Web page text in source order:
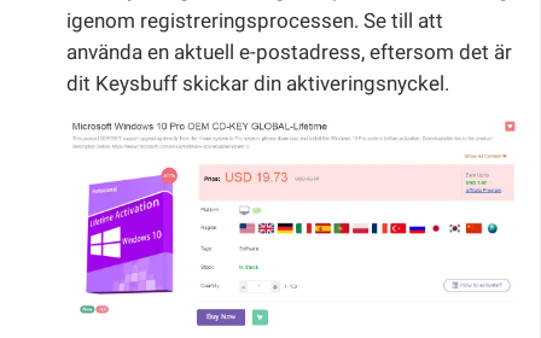
igenom registreringsprocessen. Se till att
använda en aktuell e-postadress, eftersom det är
dit Keysbuff skickar din aktiveringsnyckel.